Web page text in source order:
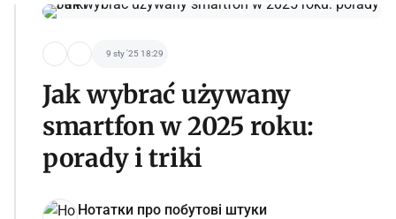
9 sty '25 18:29
Jak wybrać używany
smartfon w 2025 roku:
porady i triki
Нотатки про побутові штуки